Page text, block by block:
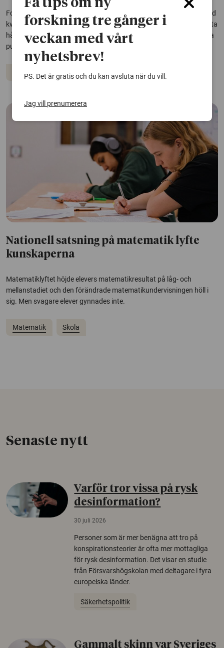
Forskare har länge försökt förena Einsteins teori för gravitation med
kvantmekanik, vilket skulle kunna ge kunskap om bland annat svarta
hål och universums födelse. Forskning från Chalmers kan ge viktiga
pusselbitar.
Matematik Rymden
Nationell satsning på matematik lyfte
kunskaperna
Matematiklyftet höjde elevers matematikresultat på låg- och
mellanstadiet och den förändrade matematikundervisningen höll i
sig. Men svagare elever gynnades inte.
Matematik Skola
Senaste nytt
Varför tror vissa på rysk
desinformation?
30 juli 2026
Personer som är mer benägna att tro på
konspirationsteorier är ofta mer mottagliga
för rysk desinformation. Det visar en studie
från Försvarshögskolan med deltagare i fyra
europeiska länder.
Säkerhetspolitik
Gammalt skinn var Sveriges
Få tips om ny
forskning tre gånger i
veckan med vårt
nyhetsbrev!
PS. Det är gratis och du kan avsluta när du vill.
Jag vill prenumerera